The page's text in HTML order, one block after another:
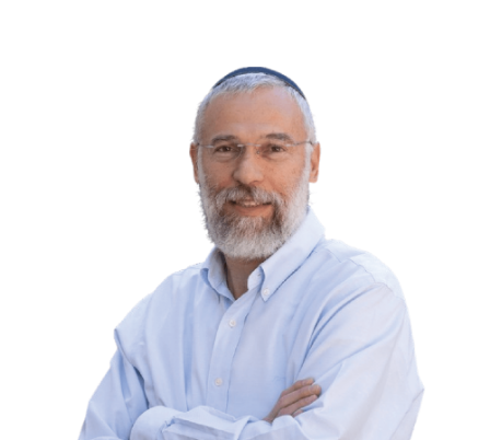
ישראל במסגרות השונות של השירות הלאומי.
בוגרות האולפנא לאלפיהן פזורות בכל קצות ארצנו, בונות
בתים של תורה, תורמות לתקומת עם ישראל במדינתו,
ומהוות מקור נחת וגאווה לכולנו. יחד נמשיך מסורת
נפלאה זו, ונזכה להיות חוליה נוספת במוסדות "חורב".
האולפנא קרויה על שם הגב' חנה ויינגרטן הי"ד, אשר
נספתה בשואה והונצחה על ידי בנה הרב דוד ויינגרטן ז"ל
ותבלח"ט שושנה רעייתו, בתרומה משמעותית, אשר
אפשרה את מעבר האולפנא למשכנה החדש.